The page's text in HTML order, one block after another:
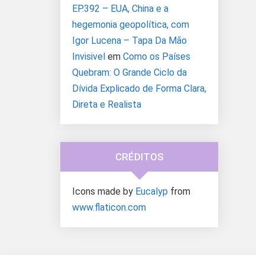
EP.392 – EUA, China e a
hegemonia geopolítica, com
Igor Lucena – Tapa Da Mão
Invisivel em Como os Países
Quebram: O Grande Ciclo da
Dívida Explicado de Forma Clara,
Direta e Realista
CRÉDITOS
Icons made by Eucalyp from
www.flaticon.com